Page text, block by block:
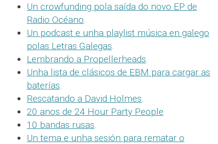
Un crowfunding pola saída do novo EP de
Radio Océano.
Un podcast e unha playlist música en galego
polas Letras Galegas.
Lembrando a Propellerheads.
Unha lista de clásicos de EBM para cargar as
baterías.
Rescatando a David Holmes.
20 anos de 24 Hour Party People
10 bandas rusas.
Un tema e unha sesión para rematar o